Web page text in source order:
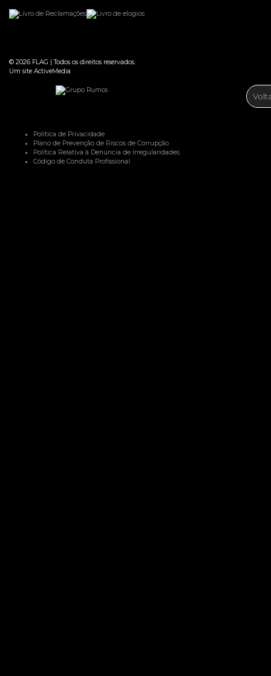
© 2026 FLAG |Todos os direitos reservados.
Um site ActiveMedia
Política de Privacidade
Plano de Prevenção de Riscos de Corrupção
Política Relativa à Denúncia de Irregularidades
Código de Conduta Profissional